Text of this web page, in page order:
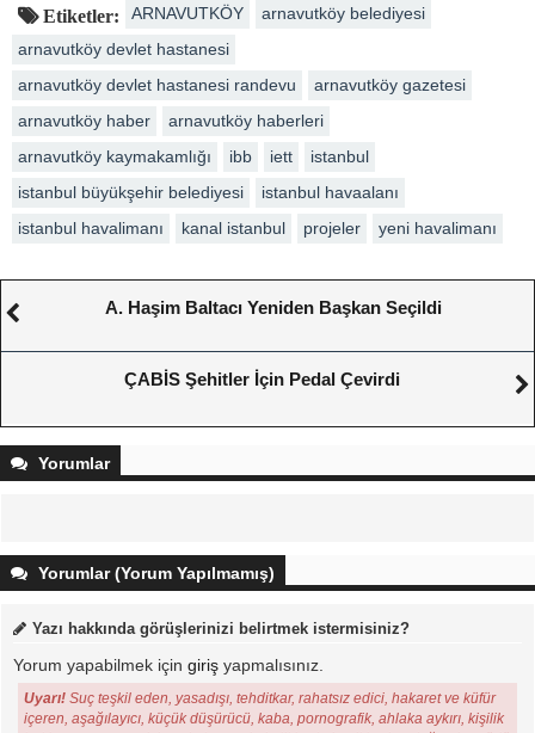
Etiketler: ARNAVUTKÖY
arnavutköy belediyesi
arnavutköy devlet hastanesi
arnavutköy devlet hastanesi randevu
arnavutköy gazetesi
arnavutköy haber
arnavutköy haberleri
arnavutköy kaymakamlığı
ibb iett
istanbul
istanbul büyükşehir belediyesi
istanbul havaalanı
istanbul havalimanı
kanal istanbul projeler yeni havalimanı
A. Haşim Baltacı Yeniden Başkan Seçildi
ÇABİS Şehitler İçin Pedal Çevirdi
Yorumlar
Yorumlar (Yorum Yapılmamış)
Yazı hakkında görüşlerinizi belirtmek istermisiniz?
Yorum yapabilmek için giriş yapmalısınız.
Uyarı! Suç teşkil eden, yasadışı, tehditkar, rahatsız edici, hakaret ve küfür
içeren, aşağılayıcı, küçük düşürücü, kaba, pornografik, ahlaka aykırı, kişilik